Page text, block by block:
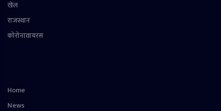
खेल
राजस्थान
कोरोनावायरस
Home
News